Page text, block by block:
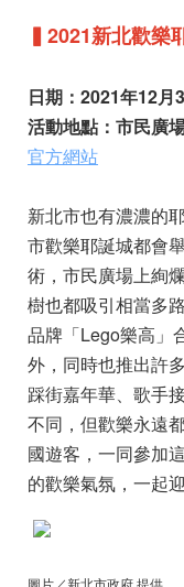
▍2021新北歡樂
日期：2021年12月
活動地點：市民廣
官方網站
新北市也有濃濃的
市歡樂耶誕城都會
術，市民廣場上絢
樹也都吸引相當多
品牌「Lego樂高」
外，同時也推出許
踩街嘉年華、歌手
不同，但歡樂永遠
國遊客，一同參加
的歡樂氣氛，一起
圖片／新北市政府 提供